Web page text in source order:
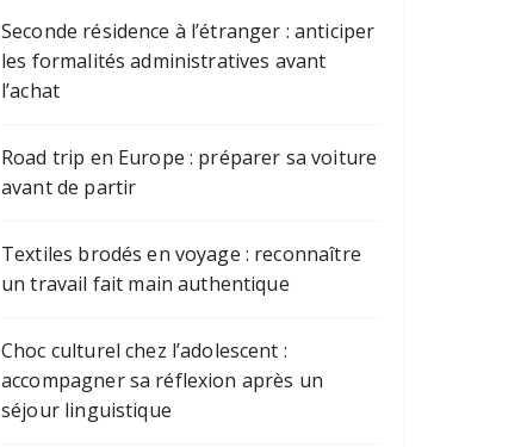
Seconde résidence à l’étranger : anticiper
les formalités administratives avant
l’achat
Road trip en Europe : préparer sa voiture
avant de partir
Textiles brodés en voyage : reconnaître
un travail fait main authentique
Choc culturel chez l’adolescent :
accompagner sa réflexion après un
séjour linguistique